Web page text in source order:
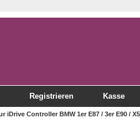
Registrieren Kasse
iDrive Controller BMW 1er E87 / 3er E90 /